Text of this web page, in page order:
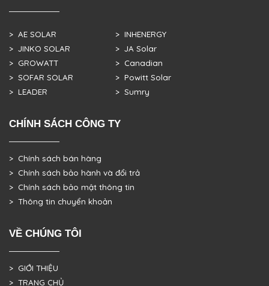
> AE SOLAR
> JINKO SOLAR
> GROWATT
> SOFAR SOLAR
> LEADER
> INHENERGY
> JA Solar
> Canadian
> Powitt Solar
> Sumry
CHÍNH SÁCH CÔNG TY
> Chính sách bán hàng
> Chính sách bảo hành và đổi trả
> Chính sách bảo mật thông tin
> Thông tin chuyển khoản
VỀ CHÚNG TÔI
> GIỚI THIỆU
> TRANG CHỦ